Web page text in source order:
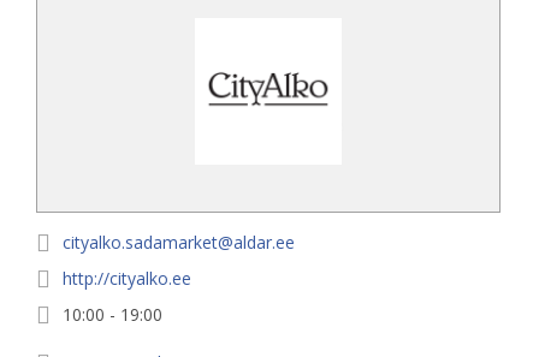
cityalko.sadamarket@aldar.ee
http://cityalko.ee
10:00 - 19:00